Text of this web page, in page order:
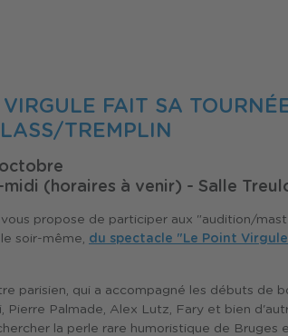
FAIT SA
TREMPLIN
midi (horaires à venir) - Salle
propose de participer aux "audition/
soir-même, du spectacle "Le Point
parisien, qui a accompagné les débuts de
Pierre Palmade, Alex Lutz, Fary et bien
la perle rare humoristique de Bruges